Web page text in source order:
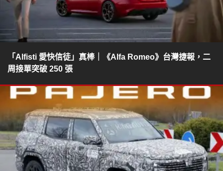
「Alfisti 愛快信徒」真棒｜《Alfa Romeo》台灣捷報，二
周接單突破 250 張